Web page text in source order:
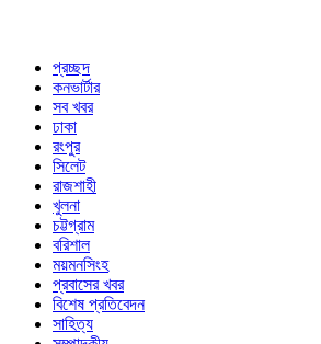
প্রচ্ছদ
কনভার্টার
সব খবর
ঢাকা
রংপুর
সিলেট
রাজশাহী
খুলনা
চট্টগ্রাম
বরিশাল
ময়মনসিংহ
প্রবাসের খবর
বিশেষ প্রতিবেদন
সাহিত্য